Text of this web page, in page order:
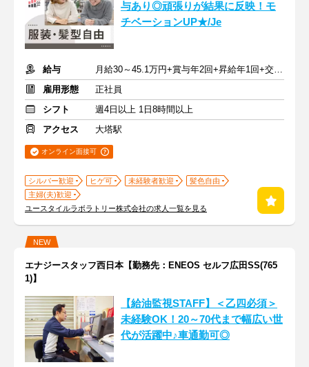
与あり◎頑張りが結果に反映！モ
チベーションUP★/Je
給与
月給30～45.1万円+賞与年2回+昇給年1回+交通費全額
雇用形態
正社員
シフト
週4日以上 1日8時間以上
アクセス
大塔駅
オンライン面接可
シルバー歓迎 ヒゲ可 未経験者歓迎
髪色自由
主婦(夫)歓迎
ユースタイルラボラトリー株式会社の求人一覧を見る
NEW
エナジースタッフ西日本【勤務先：ENEOS セルフ広田SS(765
1)】
【給油監視STAFF】＜乙四必須＞
未経験OK！20～70代まで幅広い世
代が活躍中♪車通勤可◎